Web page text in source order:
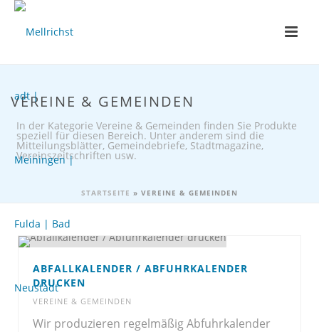
VEREINE & GEMEINDEN
In der Kategorie Vereine & Gemeinden finden Sie Produkte
speziell für diesen Bereich. Unter anderem sind die
Mitteilungsblätter, Gemeindebriefe, Stadtmagazine,
Vereinszeitschriften usw.
STARTSEITE » VEREINE & GEMEINDEN
ABFALLKALENDER / ABFUHRKALENDER
DRUCKEN
VEREINE & GEMEINDEN
Wir produzieren regelmäßig Abfuhrkalender